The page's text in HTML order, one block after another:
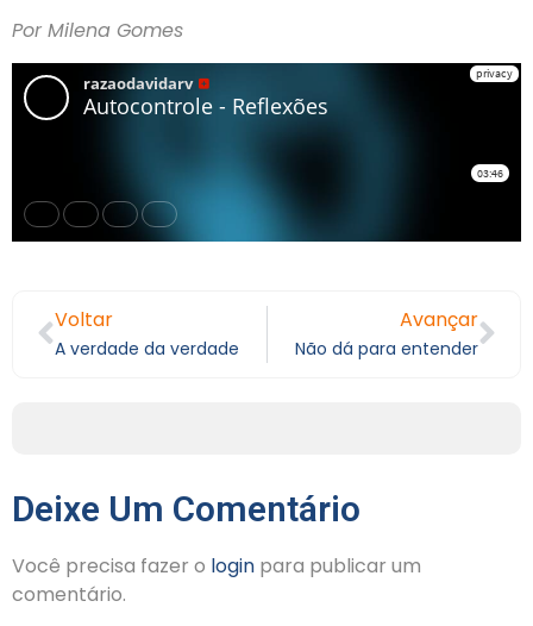
Por Milena Gomes
Voltar
A verdade da verdade
Avançar
Não dá para entender
Deixe Um Comentário
Você precisa fazer o login para publicar um
comentário.